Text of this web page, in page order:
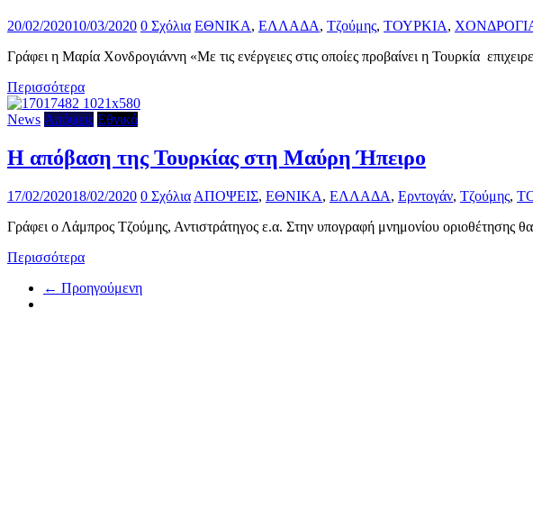
20/02/202010/03/2020 0 Σχόλια ΕΘΝΙΚΑ, ΕΛΛΑΔΑ, Τζούμης, ΤΟΥΡΚΙΑ,
Γράφει η Μαρία Χονδρογιάννη «Με τις ενέργειες στις οποίες προβαίνει η Τουρκία
Περισσότερα
News Απόψεις Εθνικά
Η απόβαση της Τουρκίας στη Μαύρη Ήπειρο
17/02/202018/02/2020 0 Σχόλια ΑΠΟΨΕΙΣ, ΕΘΝΙΚΑ, ΕΛΛΑΔΑ, Ερντογάν, Τζούμης,
Γράφει ο Λάμπρος Τζούμης, Αντιστράτηγος ε.α. Στην υπογραφή μνημονίου
Περισσότερα
← Προηγούμενη